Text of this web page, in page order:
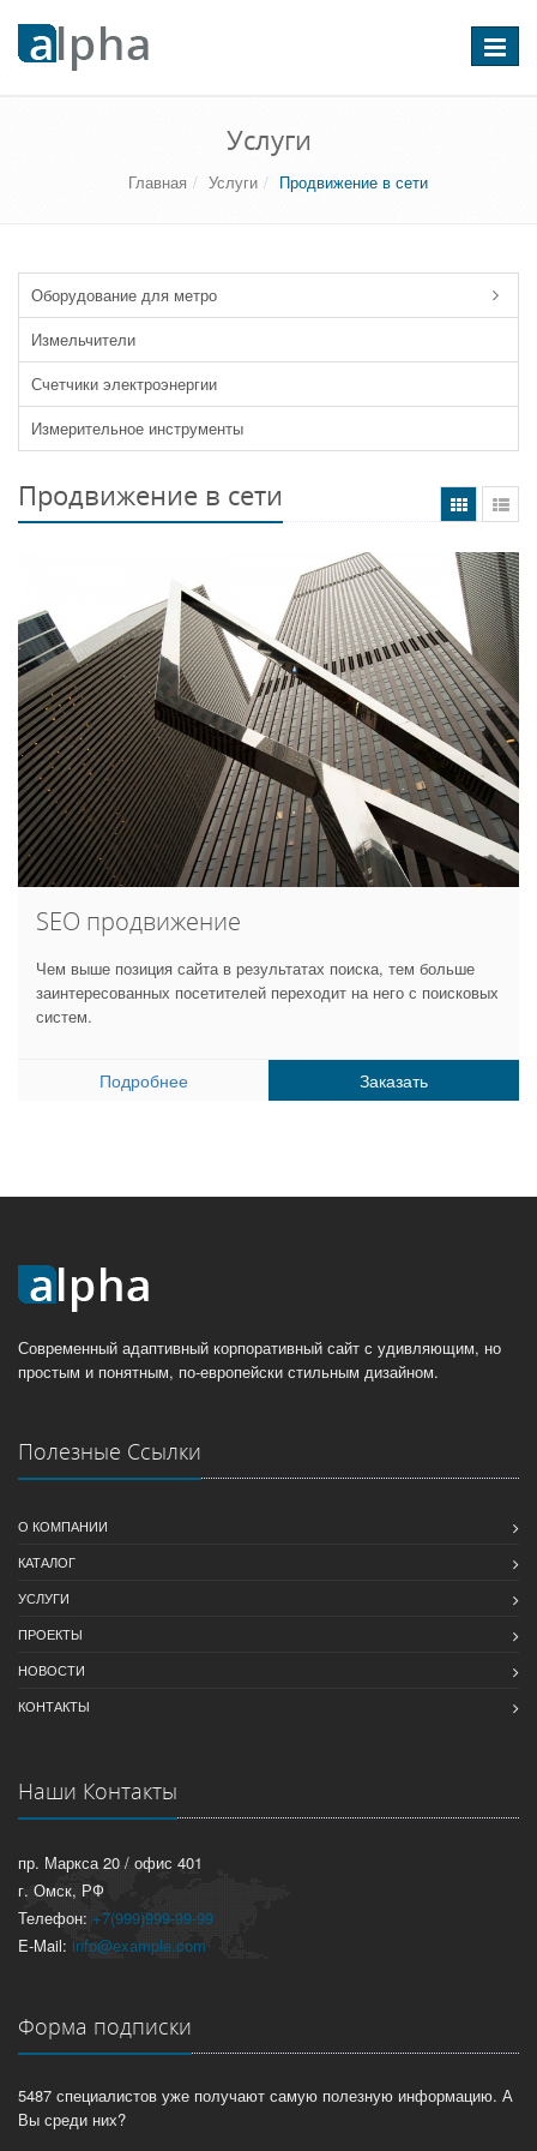
Услуги
Главная Услуги Продвижение в сети
Оборудование для метро
Измельчители
Счетчики электроэнергии
Измерительное инструменты
Продвижение в сети
SEO продвижение
Чем выше позиция сайта в результатах поиска, тем больше
заинтересованных посетителей переходит на него с поисковых
систем.
Подробнее Заказать
Современный адаптивный корпоративный сайт с удивляющим, но
простым и понятным, по-европейски стильным дизайном.
Полезные Ссылки
О КОМПАНИИ
КАТАЛОГ
УСЛУГИ
ПРОЕКТЫ
НОВОСТИ
КОНТАКТЫ
Наши Контакты
пр. Маркса 20 / офис 401
г. Омск, РФ
Телефон: +7(999)999-99-99
E-Mail: info@example.com
Форма подписки
5487 специалистов уже получают самую полезную информацию. А
Вы среди них?